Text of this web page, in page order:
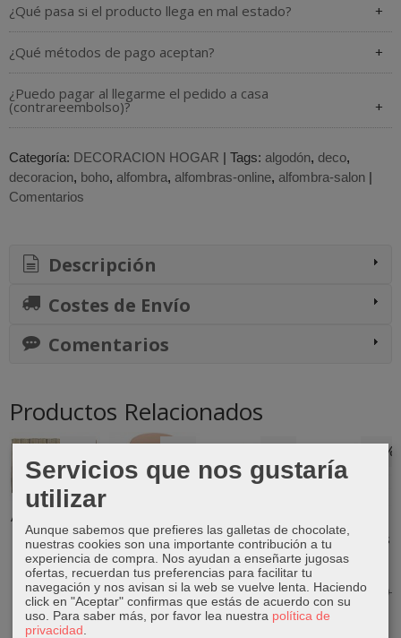
¿Qué pasa si el producto llega en mal estado?
¿Qué métodos de pago aceptan?
¿Puedo pagar al llegarme el pedido a casa
(contrareembolso)?
Categoría: DECORACION HOGAR | Tags: algodón deco
decoracion boho alfombra alfombras-online alfombra-salon |
Comentarios
Descripción
Costes de Envío
Comentarios
Productos Relacionados
Alfombra jute-
algodón
natural
40,50 €
80,99 €
naranja
24,74 €
32,99 €
Mesa auxiliar
metal blanco
23,99 €
29,99 €
-50 %
Jarrón gres
pompon
algodón
5,00 €9,99 €
Servicios que nos gustaría
utilizar
Aunque sabemos que prefieres las galletas de chocolate,
nuestras cookies son una importante contribución a tu
experiencia de compra. Nos ayudan a enseñarte jugosas
ofertas, recuerdan tus preferencias para facilitar tu
navegación y nos avisan si la web se vuelve lenta. Haciendo
click en "Aceptar" confirmas que estás de acuerdo con su
uso. Para saber más, por favor lea nuestra política de
privacidad